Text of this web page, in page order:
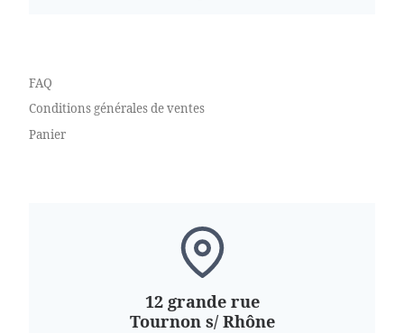
FAQ
Conditions générales de ventes
Panier
12 grande rue
Tournon s/ Rhône